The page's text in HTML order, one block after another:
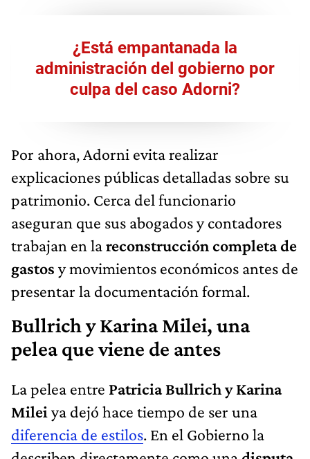
¿Está empantanada la
administración del gobierno por
culpa del caso Adorni?
Por ahora, Adorni evita realizar
explicaciones públicas detalladas sobre su
patrimonio. Cerca del funcionario
aseguran que sus abogados y contadores
trabajan en lareconstrucción completa de
gastos y movimientos económicos antes de
presentar la documentación formal.
Bullrich y Karina Milei, una
pelea que viene de antes
La pelea entre Patricia Bullrich y Karina
Milei ya dejó hace tiempo de ser una
diferencia de estilos. En el Gobierno la